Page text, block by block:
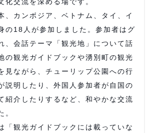
カンボジア、ベトナム、タイ、イ
の18人が参加しました。参加者はグ
、会話テーマ「観光地」について話
の観光ガイドブックや湧別町の観光
見ながら、チューリップ公園への行
説明したり、外国人参加者が自国の
紹介したりするなど、和やかな交流
。
観光ガイドブックには載っていな